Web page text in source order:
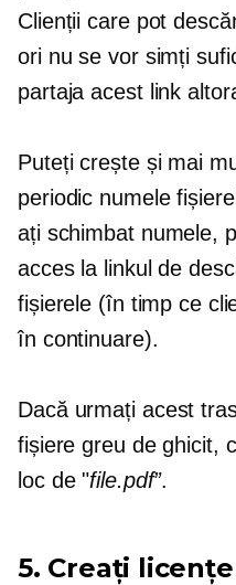
Clienții care pot
ori nu se vor simți
partaja acest link
Puteți crește și mai
periodic numele
ați schimbat numele,
acces la linkul de
fișierele (în timp ce
în continuare).
Dacă urmați acest
fișiere greu de ghicit,
loc de "file.pdf”.
5. Creați